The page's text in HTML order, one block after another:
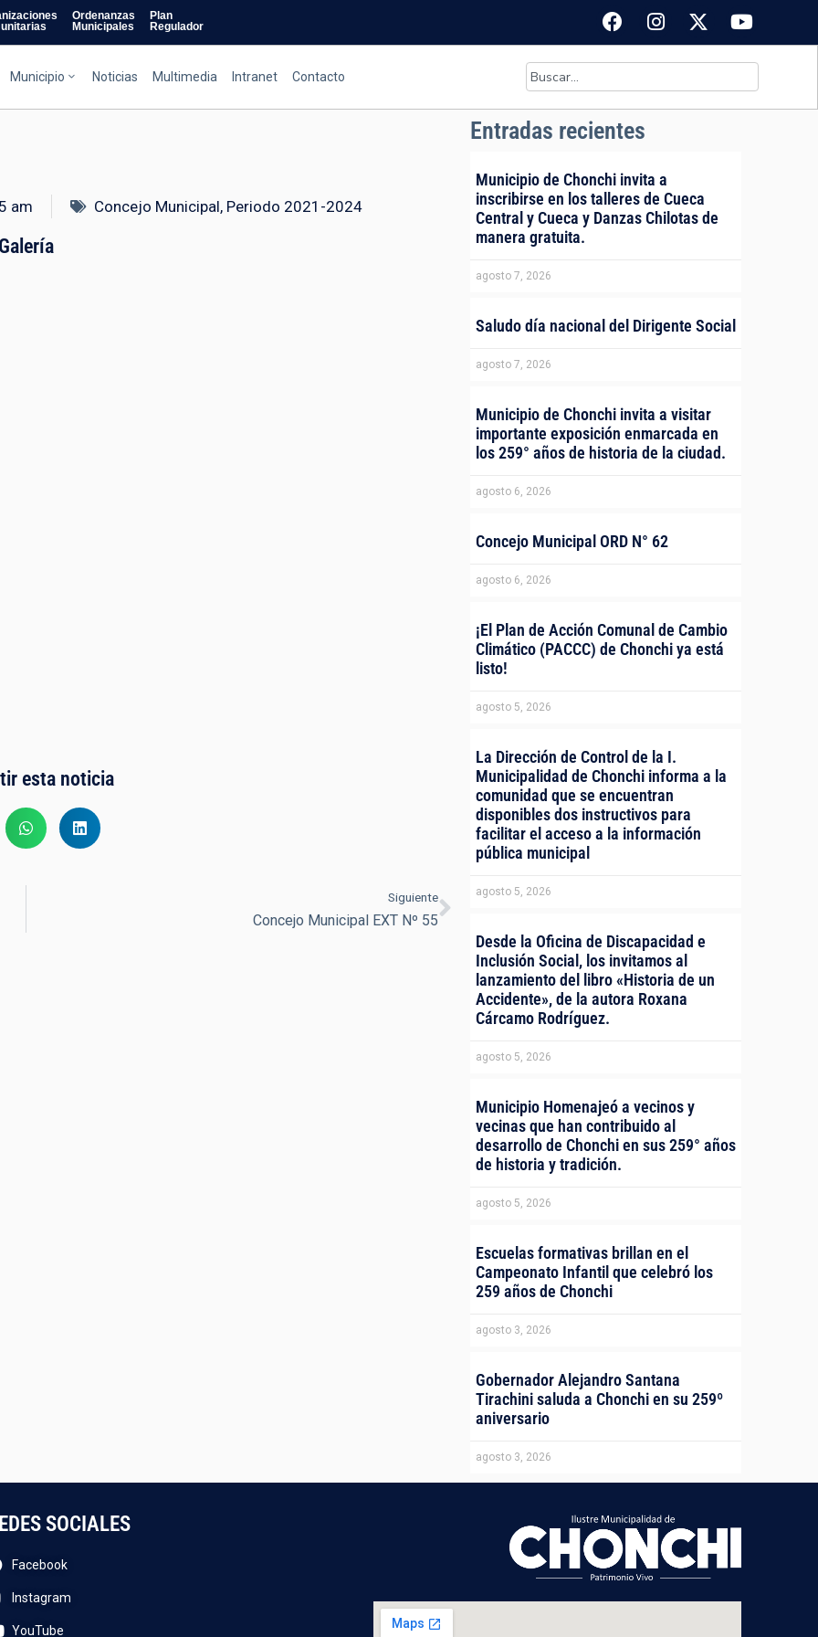
Municipales
Ordenanzas
Regulador
Plan
Municipio Noticias Multimedia Intranet Contacto
am Concejo Municipal, Periodo 2021-2024
Galería
esta noticia
Siguiente
Concejo Municipal EXT Nº 55
Entradas recientes
Municipio de Chonchi invita a
inscribirse en los talleres de Cueca
Central y Cueca y Danzas Chilotas de
manera gratuita.
agosto 7, 2026
Saludo día nacional del Dirigente Social
agosto 7, 2026
Municipio de Chonchi invita a visitar
importante exposición enmarcada en
los 259° años de historia de la ciudad.
agosto 6, 2026
Concejo Municipal ORD N° 62
agosto 6, 2026
¡El Plan de Acción Comunal de Cambio
Climático (PACCC) de Chonchi ya está
listo!
agosto 5, 2026
La Dirección de Control de la I.
Municipalidad de Chonchi informa a la
comunidad que se encuentran
disponibles dos instructivos para
facilitar el acceso a la información
pública municipal
agosto 5, 2026
Desde la Oficina de Discapacidad e
Inclusión Social, los invitamos al
lanzamiento del libro «Historia de un
Accidente», de la autora Roxana
Cárcamo Rodríguez.
agosto 5, 2026
Municipio Homenajeó a vecinos y
vecinas que han contribuido al
desarrollo de Chonchi en sus 259° años
de historia y tradición.
agosto 5, 2026
Escuelas formativas brillan en el
Campeonato Infantil que celebró los
259 años de Chonchi
agosto 3, 2026
Gobernador Alejandro Santana
Tirachini saluda a Chonchi en su 259º
aniversario
agosto 3, 2026
SOCIALES
Facebook
Instagram
YouTube